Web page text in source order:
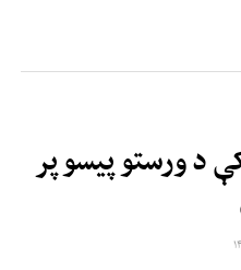
د ورستو پیسو پر